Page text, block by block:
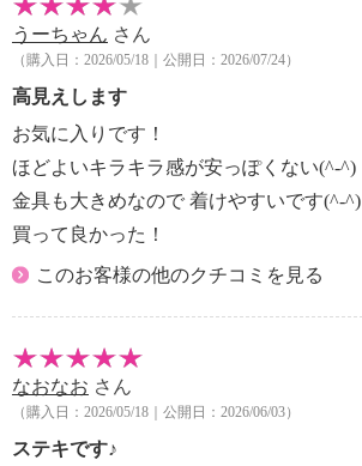
うーちゃん さん
（購入日：2026/05/18｜公開日：2026/07/24）
高見えします
お気に入りです！
ほどよいキラキラ感が安っぽくない(^-^)
金具も大きめなので 着けやすいです(^-^)
買って良かった！
このお客様の他のクチコミを見る
なおなお さん
（購入日：2026/05/18｜公開日：2026/06/03）
ステキです♪